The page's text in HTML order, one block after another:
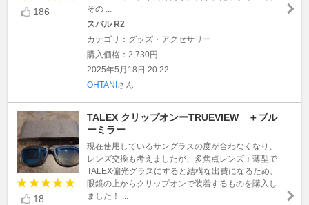
186
その ...
スバル R2
カテゴリ：グッズ・アクセサリー
購入価格：2,730円
2025年5月18日 20:22
OHTANIさん
18
TALEX クリップオンーTRUEVIEW ＋ブル
ーミラー
現在使用しているサングラスの度が合わなくなり、
レンズ交換も考えましたが、多焦点レンズ＋薄型で
TALEX偏光グラスにすると結構な出費になるため、
眼鏡の上からクリップオンで装着するものを購入し
ました！ ...